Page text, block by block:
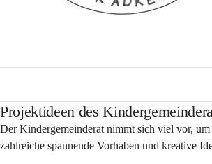
Projektideen des
Der Kindergemeinderat nimmt sich viel vor,
zahlreiche spannende Vorhaben und kreative